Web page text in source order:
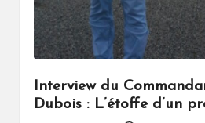
Interview du
Dubois : L’étoffe d’un